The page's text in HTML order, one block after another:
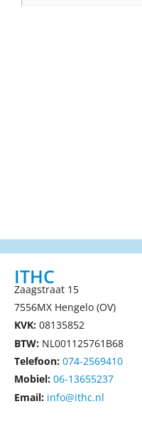
ITHC
Zaagstraat 15
7556MX Hengelo (OV)
KVK: 08135852
BTW: NL001125761B68
Telefoon: 074-2569410
Mobiel: 06-13655237
Email: info@ithc.nl